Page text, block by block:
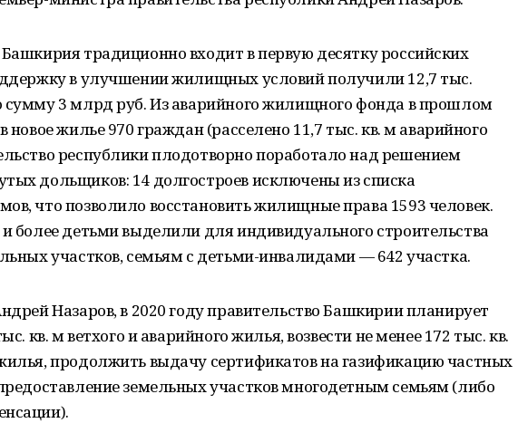
традиционно входит в первую десятку российских
в улучшении жилищных условий получили 12,7 тыс.
3 млрд руб. Из аварийного жилищного фонда в прошлом
новое жилье 970 граждан (расселено 11,7 тыс. кв. м аварийного
республики плодотворно поработало над решением
дольщиков: 14 долгостроев исключены из списка
что позволило восстановить жилищные права 1593 человек.
более детьми выделили для индивидуального строительства
участков, семьям с детьми-инвалидами — 642 участка.
Назаров, в 2020 году правительство Башкирии планирует
кв. м ветхого и аварийного жилья, возвести не менее 172 тыс. кв.
продолжить выдачу сертификатов на газификацию частных
земельных участков многодетным семьям (либо